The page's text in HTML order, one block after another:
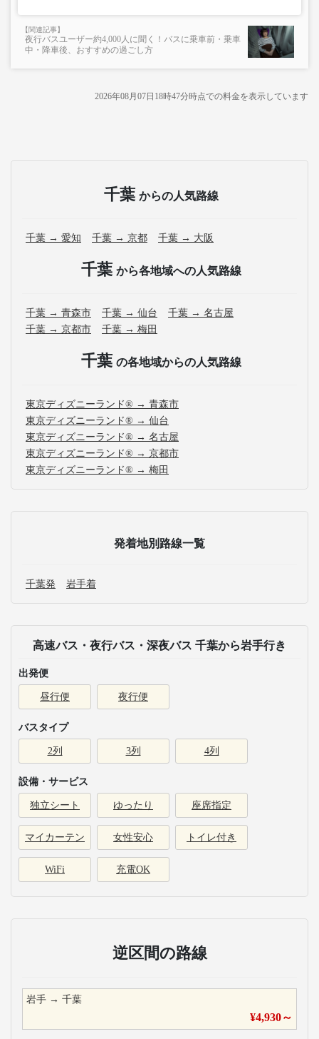
夜行バスユーザー約4,000人に聞く！バスに乗車前・乗車
中・降車後、おすすめの過ごし方
2026年08月07日18時47分時点での料金を表示しています
千葉 からの人気路線
千葉 → 愛知 千葉 → 京都 千葉 → 大阪
千葉 から各地域への人気路線
千葉 → 青森市 千葉 → 仙台
千葉 → 名古屋
千葉 → 京都市
千葉 → 梅田
千葉 の各地域からの人気路線
東京ディズニーランド® → 青森市
東京ディズニーランド® → 仙台
東京ディズニーランド® → 名古屋
東京ディズニーランド® → 京都市
東京ディズニーランド® → 梅田
発着地別路線一覧
千葉発 岩手着
高速バス・夜行バス・深夜バス 千葉から岩手行き
出発便
昼行便 夜行便
バスタイプ
2列 3列 4列
設備・サービス
独立シート ゆったり 座席指定
マイカーテン 女性安心 トイレ付き
WiFi 充電OK
逆区間の路線
岩手 → 千葉
¥4,930～